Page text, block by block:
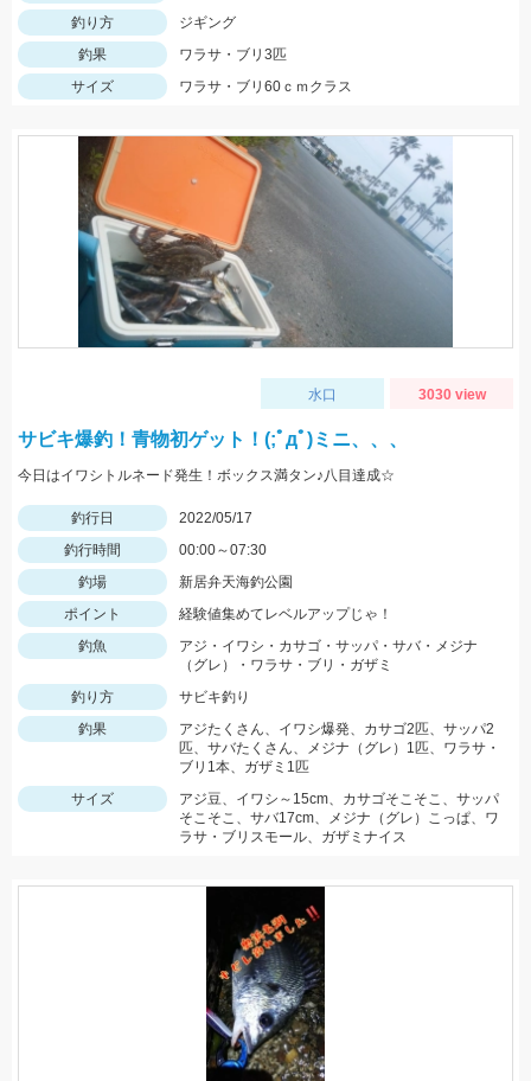
釣り方
ジギング
釣果
ワラサ・ブリ3匹
サイズ
ワラサ・ブリ60ｃｍクラス
水口 3030 view
サビキ爆釣！青物初ゲット！(;ﾟдﾟ)ミニ、、、
今日はイワシトルネード発生！ボックス満タン♪八目達成☆
釣行日
2022/05/17
釣行時間
00:00～07:30
釣場
新居弁天海釣公園
ポイント
経験値集めてレベルアップじゃ！
釣魚
アジ・イワシ・カサゴ・サッパ・サバ・メジナ
（グレ）・ワラサ・ブリ・ガザミ
釣り方
サビキ釣り
釣果
アジたくさん、イワシ爆発、カサゴ2匹、サッパ2
匹、サバたくさん、メジナ（グレ）1匹、ワラサ・
ブリ1本、ガザミ1匹
サイズ
アジ豆、イワシ～15cm、カサゴそこそこ、サッパ
そこそこ、サバ17cm、メジナ（グレ）こっぱ、ワ
ラサ・ブリスモール、ガザミナイス